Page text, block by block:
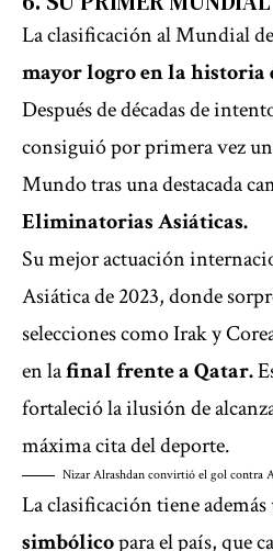
La clasificación al Mundial
mayor logro en la
Después de décadas de
consiguió por primera vez
Mundo tras una destacada
Eliminatorias Asiáticas.
Su mejor actuación
Asiática de 2023, donde
selecciones como Irak y
en lafinal frente a Qatar.
fortaleció la ilusión de
máxima cita del deporte.
Nizar Alrashdan convirtió el gol contra
La clasificación tiene
simbólicopara el país, que